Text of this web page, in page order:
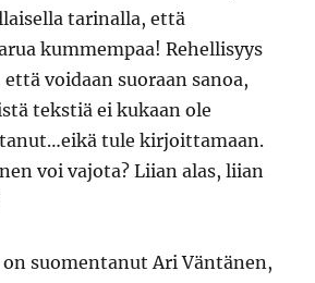
tarinalla, että
kummempaa! Rehellisyys
voidaan suoraan sanoa,
tekstiä ei kukaan ole
tule kirjoittamaan.
voi vajota? Liian alas, liian
suomentanut Ari Väntänen,